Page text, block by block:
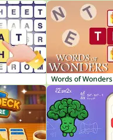
Words of Wonders